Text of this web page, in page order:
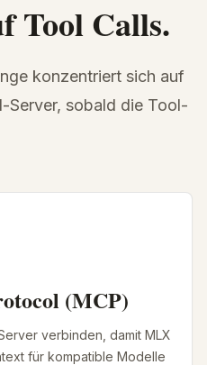
Tool Calls.
konzentriert sich auf
sobald die Tool-
(MCP)
verbinden, damit MLX
für kompatible Modelle